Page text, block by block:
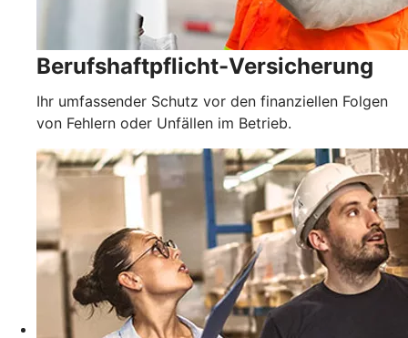
Berufshaftpflicht-Versicherung
Ihr umfassender Schutz vor den finanziellen Folgen
von Fehlern oder Unfällen im Betrieb.